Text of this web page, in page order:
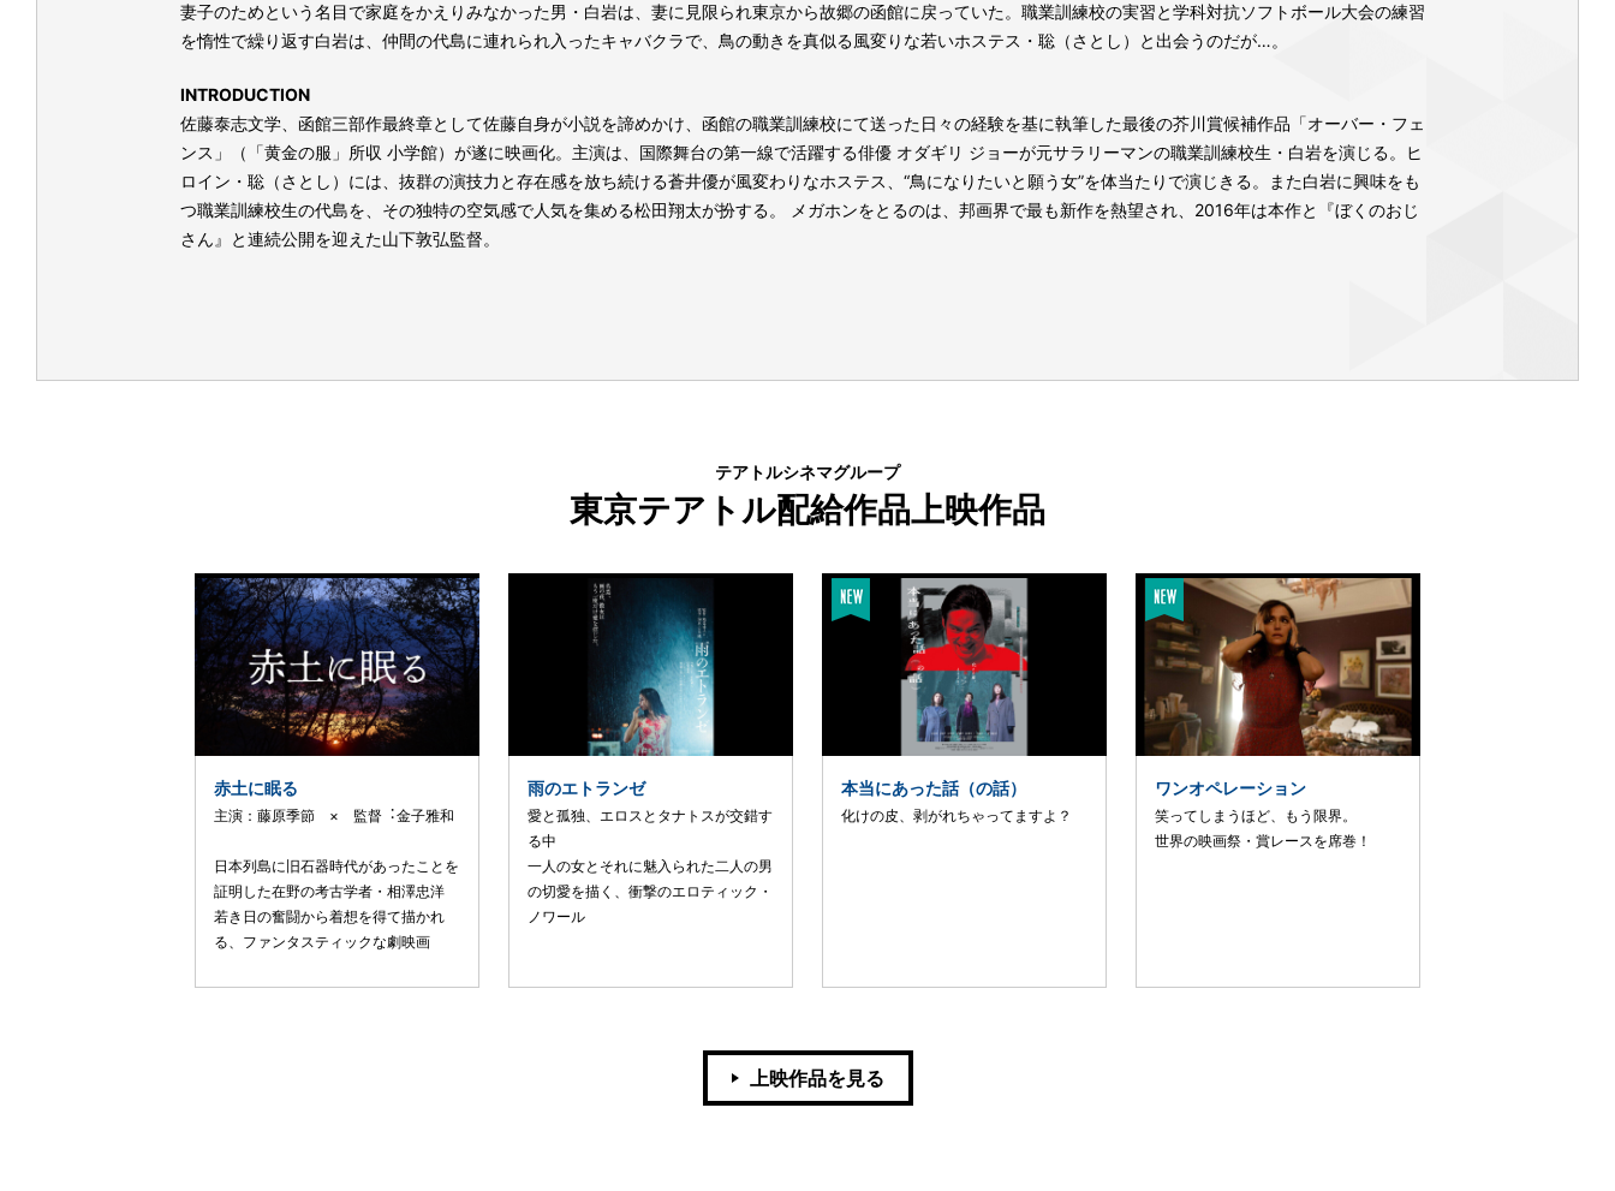
妻子のためという名目で家庭をかえりみなかった男・白岩は、妻に見限られ東京から故郷の函館に戻っていた。職業訓練校の実習と学科対抗ソフトボール大会の練習
を惰性で繰り返す白岩は、仲間の代島に連れられ入ったキャバクラで、鳥の動きを真似る風変りな若いホステス・聡（さとし）と出会うのだが…。
INTRODUCTION
佐藤泰志文学、函館三部作最終章として佐藤自身が小説を諦めかけ、函館の職業訓練校にて送った日々の経験を基に執筆した最後の芥川賞候補作品「オーバー・フェ
ンス」（「黄金の服」所収 小学館）が遂に映画化。主演は、国際舞台の第一線で活躍する俳優 オダギリ ジョーが元サラリーマンの職業訓練校生・白岩を演じる。ヒ
ロイン・聡（さとし）には、抜群の演技力と存在感を放ち続ける蒼井優が風変わりなホステス、“鳥になりたいと願う女”を体当たりで演じきる。また白岩に興味をも
つ職業訓練校生の代島を、その独特の空気感で人気を集める松田翔太が扮する。 メガホンをとるのは、邦画界で最も新作を熱望され、2016年は本作と『ぼくのおじ
さん』と連続公開を迎えた山下敦弘監督。
テアトルシネマグループ
東京テアトル配給作品上映作品
赤土に眠る
主演：藤原季節 × 監督︓⾦⼦雅和
⽇本列島に旧⽯器時代があったことを
証明した在野の考古学者・相澤忠洋
若き⽇の奮闘から着想を得て描かれ
る、ファンタスティックな劇映画
雨のエトランゼ
愛と孤独、エロスとタナトスが交錯す
る中
一人の女とそれに魅入られた二人の男
の切愛を描く、衝撃のエロティック・
ノワール
本当にあった話（の話）
化けの皮、剥がれちゃってますよ？
ワンオペレーション
笑ってしまうほど、もう限界。
世界の映画祭・賞レースを席巻！
上映作品を見る